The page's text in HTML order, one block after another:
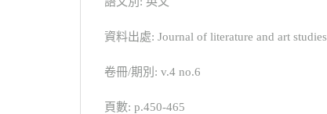
資料出處: Journal of literature and art studies
卷冊/期別: v.4 no.6
頁數: p.450-465